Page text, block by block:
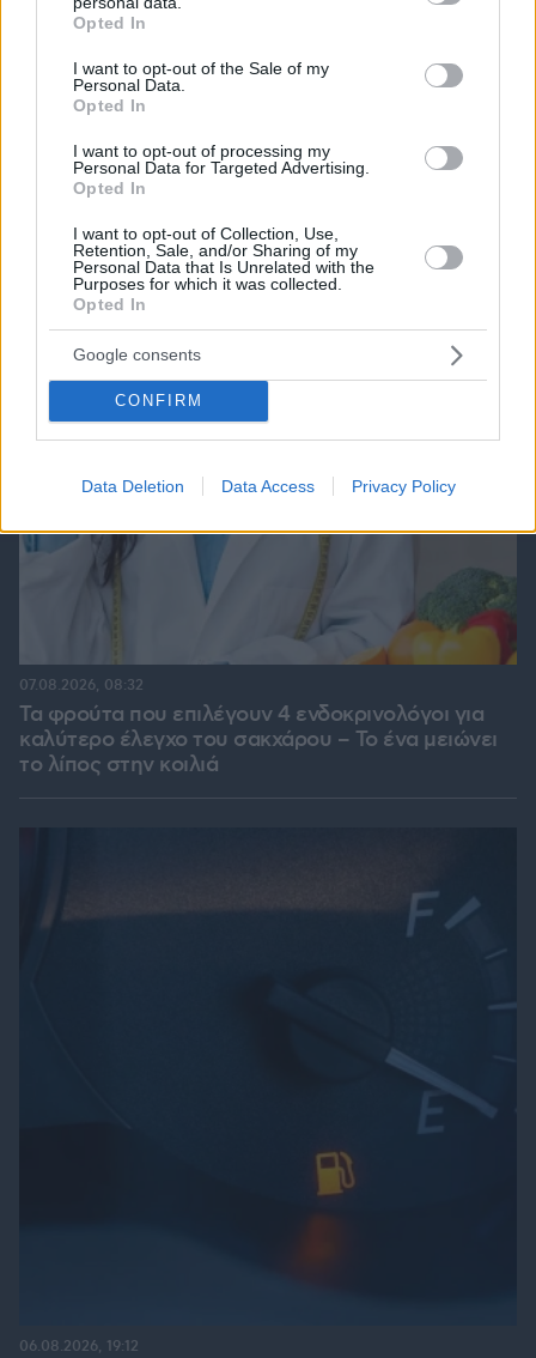
grant or deny consent to Google and its third-party tags to
use your data for below specified purposes in below Google
consent section.
Opted In
I want to opt-out of the Sale of my
Personal Data.
Opted In
I want to opt-out of processing my
Personal Data for Targeted Advertising.
Opted In
I want to opt-out of Collection, Use,
Retention, Sale, and/or Sharing of my
Personal Data that Is Unrelated with the
Purposes for which it was collected.
Opted In
Google consents
CONFIRM
Data Deletion Data Access Privacy Policy
Cut The Rope
ΔΕΙΤΕ ΟΛΑ ΤΑ GAMES
Τα φρούτα που επιλέγουν 4 ενδοκρινολόγοι για
καλύτερο έλεγχο του σακχάρου – Το ένα μειώνει
το λίπος στην κοιλιά
07.08.2026, 08:32
06.08.2026, 19:12